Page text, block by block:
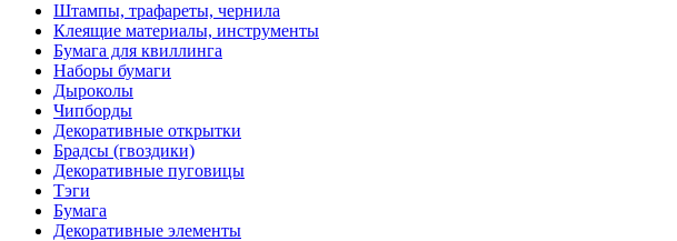
Штампы, трафареты, чернила
Клеящие материалы, инструменты
Бумага для квиллинга
Наборы бумаги
Дыроколы
Чипборды
Декоративные открытки
Брадсы (гвоздики)
Декоративные пуговицы
Тэги
Бумага
Декоративные элементы